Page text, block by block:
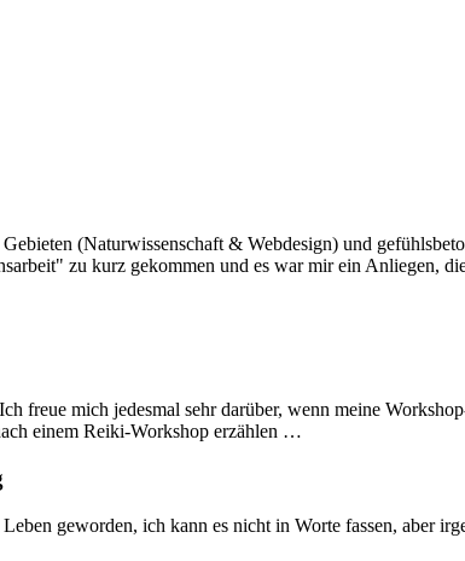
(Naturwissenschaft & Webdesign) und
zu kurz gekommen und es war mir ein Anliegen,
freue mich jedesmal sehr darüber, wenn meine
einem Reiki-Workshop erzählen …
geworden, ich kann es nicht in Worte fassen, aber